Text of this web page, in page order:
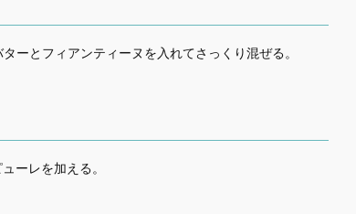
ーとフィアンティーヌを入れてさっくり混ぜる。
ーレを加える。